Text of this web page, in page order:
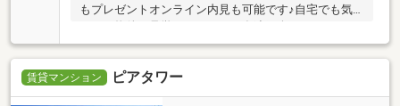
もプレゼントオンライン内見も可能です♪自宅でも気
も実施中！お気軽にお問い合わせください！！
賃貸マンション ピアタワー